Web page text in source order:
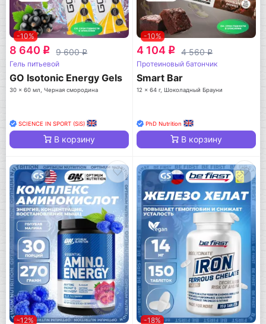
-10%
8 640 q 9 600q
Гель питьевой
GO Isotonic Energy Gels
30 x 60 мл, Черная смородина
SCIENCE IN SPORT (SiS)
В корзину
-10%
4 104 q 4 560q
Протеиновый батончик
Smart Bar
12 x 64 г, Шоколадный Брауни
PhD Nutrition
В корзину
-12% -18%